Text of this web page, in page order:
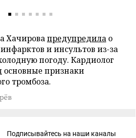
Хачировапредупредила о
и инсультов из-за
погоду. Кардиолог
основные признаки
тромбоза.
Подписывайтесь на наши каналы